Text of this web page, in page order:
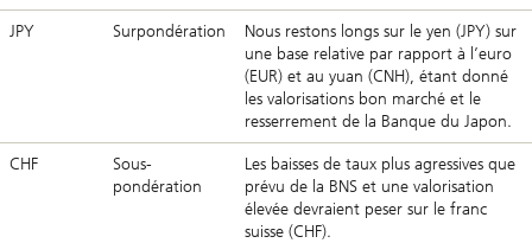
JPY Surpondération
Nous restons longs sur le yen (JPY) sur
une base relative par rapport à l’euro
(EUR) et au yuan (CNH), étant donné
les valorisations bon marché et le
resserrement de la Banque du Japon.
CHF
Sous-
pondération
Les baisses de taux plus agressives que
prévu de la BNS et une valorisation
élevée devraient peser sur le franc
suisse (CHF).